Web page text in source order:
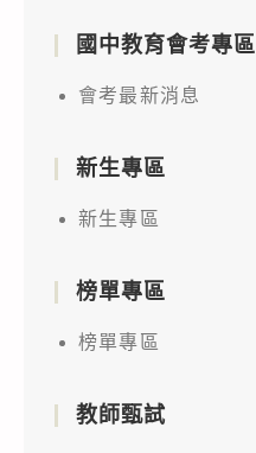
國中教育會考專區
會考最新消息
新生專區
新生專區
榜單專區
榜單專區
教師甄試